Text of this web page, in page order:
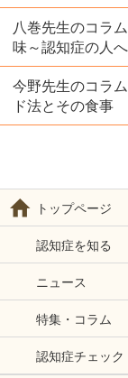
八巻先生のコラ
味～認知症の人
今野先生のコラ
ド法とその食事
トップページ
認知症を知る
ニュース
特集・コラム
認知症チェック